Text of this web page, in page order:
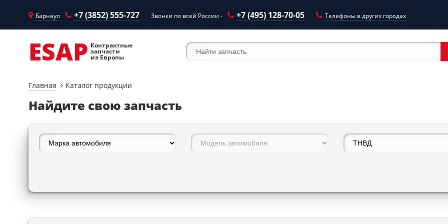
Барнаул +7 (3852) 555-727 Звонки по всей России - +7 (495) 128-70-05 Телефоны в других городах
ESAP Контрактные
запчасти
из Европы
Главная Каталог продукции
Найдите свою запчасть